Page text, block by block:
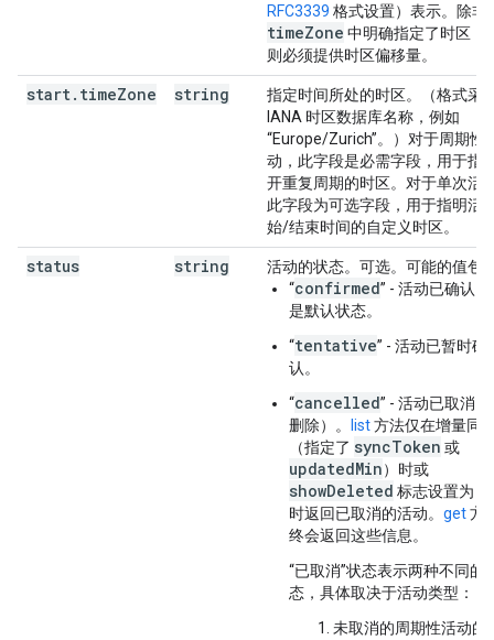
RFC3339 格式设置）表示。除非
timeZone 中明确指定了时区，
则必须提供时区偏移量。
start. timeZone string
指定时间所处的时区。（格式采
IANA 时区数据库名称，例如
“Europe/Zurich”。）对于周期性
动，此字段是必需字段，用于指
开重复周期的时区。对于单次活
此字段为可选字段，用于指明活
始/结束时间的自定义时区。
status string
活动的状态。可选。可能的值包
“confirmed” - 活动已确认
是默认状态。
“tentative” - 活动已暂时确
认。
“cancelled” - 活动已取消
删除）。
list方法仅在增量同
（指定了 syncToken 或
updatedMin）时或
showDeleted 标志设置为
时返回已取消的活动。 get方
终会返回这些信息。
“已取消”状态表示两种不同的
态，具体取决于活动类型：
未取消的周期性活动的